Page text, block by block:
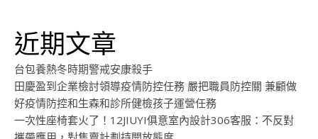
近期文章
台包養熱冬時期警戒安康殺手
田慶盈到企業檢討領導疫情防控任務 嚴把職員防控關 兼顧做
好疫情防控和生森和診所健檢孩子運營任務
一次性座椅套火了！12JIUYI俱意室內設計306客服：不反對